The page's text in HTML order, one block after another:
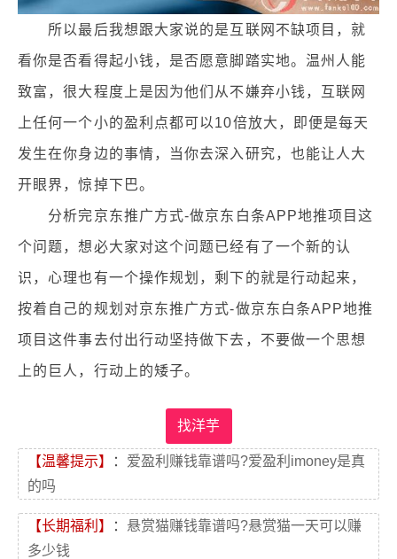
所以最后我想跟大家说的是互联网不缺项目，就
看你是否看得起小钱，是否愿意脚踏实地。温州人能
致富，很大程度上是因为他们从不嫌弃小钱，互联网
上任何一个小的盈利点都可以10倍放大，即便是每天
发生在你身边的事情，当你去深入研究，也能让人大
开眼界，惊掉下巴。
分析完京东推广方式-做京东白条APP地推项目这
个问题，想必大家对这个问题已经有了一个新的认
识，心理也有一个操作规划，剩下的就是行动起来，
按着自己的规划对京东推广方式-做京东白条APP地推
项目这件事去付出行动坚持做下去，不要做一个思想
上的巨人，行动上的矮子。
找洋芋
【温馨提示】 ： 爱盈利赚钱靠谱吗?爱盈利imoney是真
的吗
【长期福利】 ： 悬赏猫赚钱靠谱吗?悬赏猫一天可以赚
多少钱